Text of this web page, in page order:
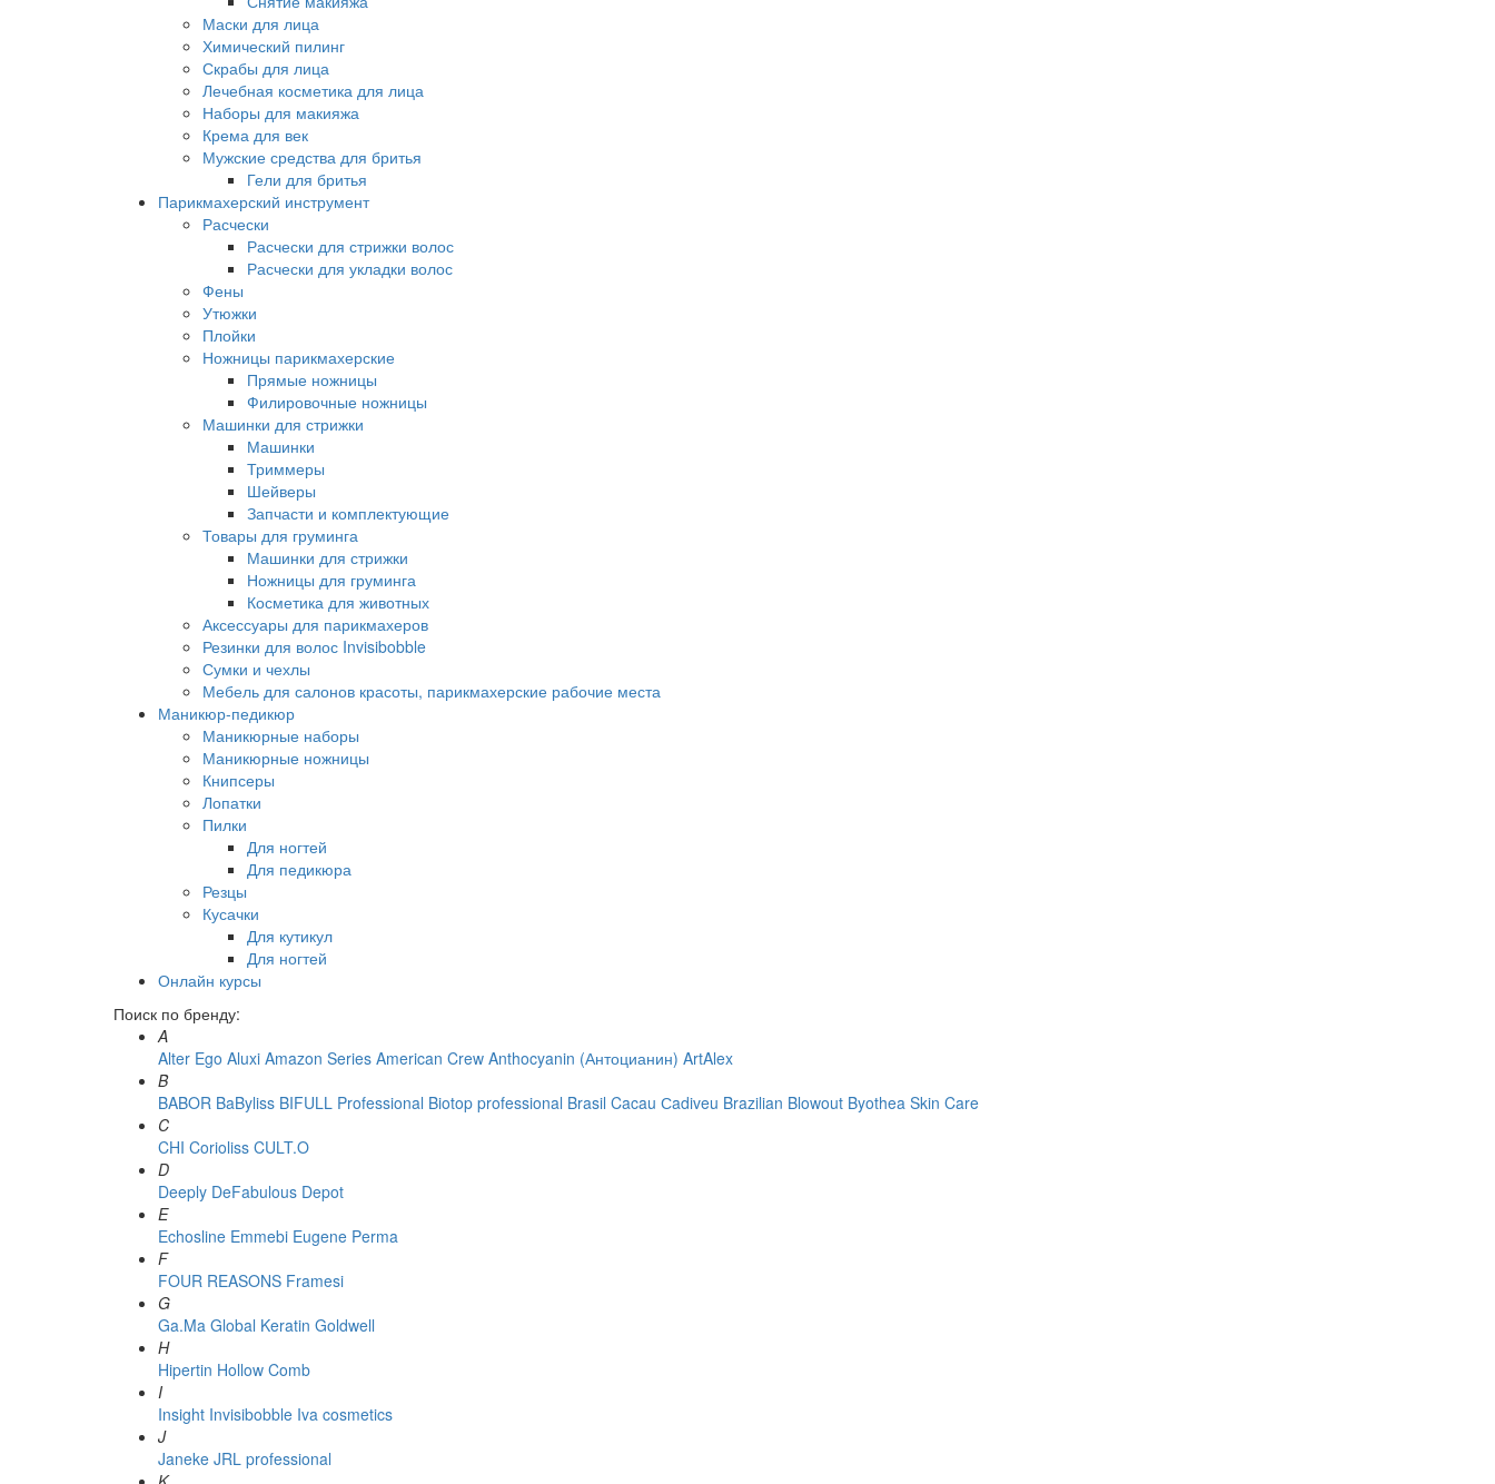
Маски для лица
Химический пилинг
Скрабы для лица
Лечебная косметика для лица
Наборы для макияжа
Крема для век
Мужские средства для бритья
Гели для бритья
Парикмахерский инструмент
Расчески
Расчески для стрижки волос
Расчески для укладки волос
Фены
Утюжки
Плойки
Ножницы парикмахерские
Прямые ножницы
Филировочные ножницы
Машинки для стрижки
Машинки
Триммеры
Шейверы
Запчасти и комплектующие
Товары для груминга
Машинки для стрижки
Ножницы для груминга
Косметика для животных
Аксессуары для парикмахеров
Резинки для волос Invisibobble
Сумки и чехлы
Мебель для салонов красоты, парикмахерские рабочие места
Маникюр-педикюр
Маникюрные наборы
Маникюрные ножницы
Книпсеры
Лопатки
Пилки
Для ногтей
Для педикюра
Резцы
Кусачки
Для кутикул
Для ногтей
Онлайн курсы
Поиск по бренду:
A
Alter Ego Aluxi Amazon Series American Crew Anthocyanin (Антоцианин) ArtAlex
B
BABOR BaByliss BIFULL Professional Biotop professional Brasil Cacau Сadiveu Brazilian Blowout Byothea Skin Care
C
CHI Corioliss CULT.O
D
Deeply DeFabulous Depot
E
Echosline Emmebi Eugene Perma
F
FOUR REASONS Framesi
G
Ga.Ma Global Keratin Goldwell
H
Hipertin Hollow Comb
I
Insight Invisibobble Iva cosmetics
J
Janeke JRL professional